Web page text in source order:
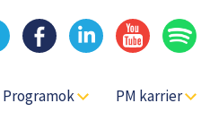
Programok PM karrier